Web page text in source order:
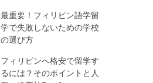
最重要！フィリピン語学留
学で失敗しないための学校
の選び方
フィリピンへ格安で留学す
るには？そのポイントと人